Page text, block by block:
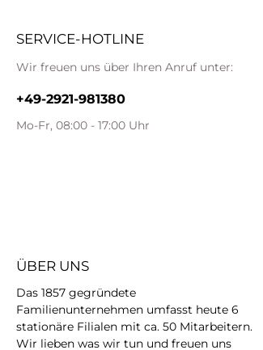
SERVICE-HOTLINE
Wir freuen uns über Ihren Anruf unter:
+49-2921-981380
Mo-Fr, 08:00 - 17:00 Uhr
ÜBER UNS
Das 1857 gegründete
Familienunternehmen umfasst heute 6
stationäre Filialen mit ca. 50 Mitarbeitern.
Wir lieben was wir tun und freuen uns